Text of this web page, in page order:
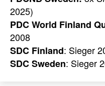
2025)
PDC World Finland
2008
SDC Finland: Sieger
SDC Sweden: Sieger